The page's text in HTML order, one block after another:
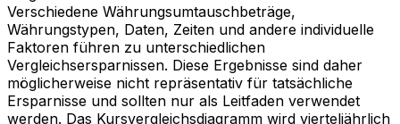
Verschiedene Währungsumtauschbeträge,
Währungstypen, Daten, Zeiten und andere individuelle
Faktoren führen zu unterschiedlichen
Vergleichsersparnissen. Diese Ergebnisse sind daher
möglicherweise nicht repräsentativ für tatsächliche
Ersparnisse und sollten nur als Leitfaden verwendet
werden. Das Kursvergleichsdiagramm wird vierteljährlich